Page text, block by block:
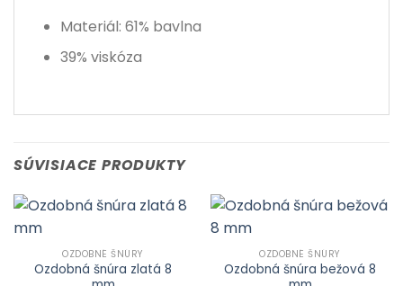
Materiál: 61% bavlna
39% viskóza
SÚVISIACE PRODUKTY
OZDOBNÉ ŠNÚRY
Ozdobná šnúra zlatá 8
OZDOBNÉ ŠNÚRY
Ozdobná šnúra bežová 8